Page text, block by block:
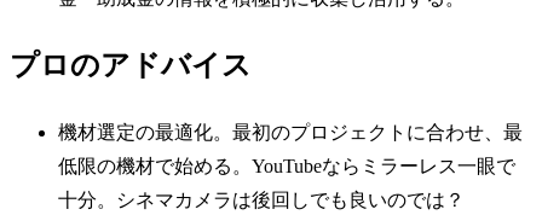
プロのアドバイス
機材選定の最適化。最初のプロジェクトに合わせ、最
低限の機材で始める。YouTubeならミラーレス一眼で
十分。シネマカメラは後回しでも良いのでは？